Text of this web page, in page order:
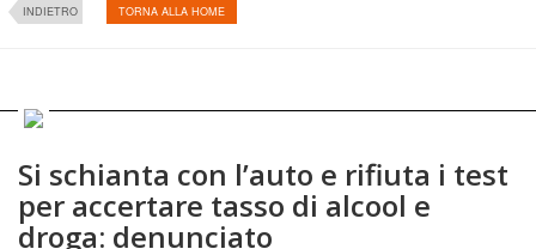
INDIETRO TORNA ALLA HOME
Si schianta con l’auto e rifiuta i test
per accertare tasso di alcool e
droga: denunciato